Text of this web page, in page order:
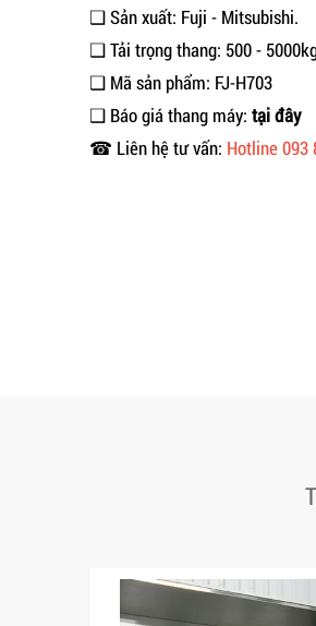
❑ Sản xuất: Fuji - Mitsubishi.
❑ Tải trọng thang: 500 -
❑ Mã sản phẩm: FJ-H703
❑ Báo giá thang máy: tại đây
☎ Liên hệ tư vấn: Hotline 093